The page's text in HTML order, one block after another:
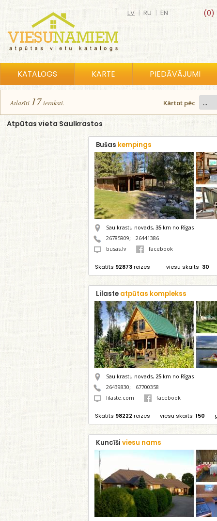
(0)
LV | RU | EN
KATALOGS KARTE PIEDĀVĀJUMI
Atlasīti 17ieraksti. Kārtot pēc
Atpūtas vieta Saulkrastos
Bušas kempings
Saulkrastu novads, 35 km no Rīgas
26785909;
26441386
busas.lv
facebook
Skatīts 92873reizes viesu skaits 30
Lilaste atpūtas komplekss
Saulkrastu novads, 25 km no Rīgas
26439830;
67700358
lilaste.com
facebook
Skatīts 98222 reizes viesu skaits 150
Kuncīši viesu nams